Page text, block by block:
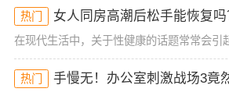
热门
热门